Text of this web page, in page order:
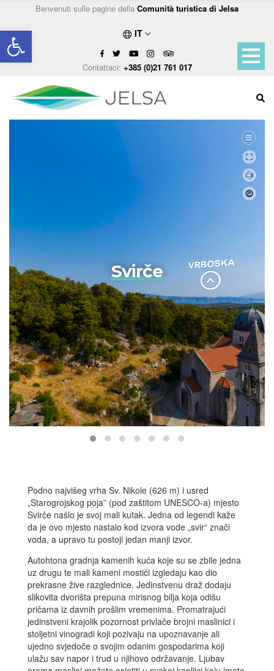
Open toolbar
Benvenuti sulle pagine della Comunità turistica di Jelsa
IT
Contattaci: +385 (0)21 761 017
Svirče
Podno najvišeg vrha Sv. Nikole (626 m) i usred
„Starogrojskog poja” (pod zaštitom UNESCO-a) mjesto
Svirče našlo je svoj mali kutak. Jedna od legendi kaže
da je ovo mjesto nastalo kod izvora vode „svir“ znači
voda, a upravo tu postoji jedan manji izvor.
Autohtona gradnja kamenih kuća koje su se zbile jedna
uz drugu te mali kameni mostići izgledaju kao dio
prekrasne žive razglednice. Jedinstvenu draž dodaju
slikovita dvorišta prepuna mirisnog bilja koja odišu
pričama iz davnih prošlim vremenima. Promatrajući
jedinstveni krajolik pozornost privlače brojni maslinici i
stoljetni vinogradi koji pozivaju na upoznavanje ali
ujedno svjedoče o svojim odanim gospodarima koji
ulažu sav napor i trud u njihovo održavanje. Ljubav